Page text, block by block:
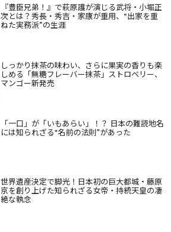
『豊臣兄弟！』で萩原護が演じる武将・小堀正
次とは？秀長・秀吉・家康が重用、“出家を重
ねた実務派”の生涯
しっかり抹茶の味わい、さらに果実の香りも楽
しめる「無糖フレーバー抹茶」ストロベリー、
マンゴー新発売
「一口」が「いもあらい」！？ 日本の難読地名
には知られざる“名前の法則”があった
世界遺産決定で脚光！日本初の巨大都城・藤原
京を創り上げた知られざる女帝・持統天皇の凄
絶な執念